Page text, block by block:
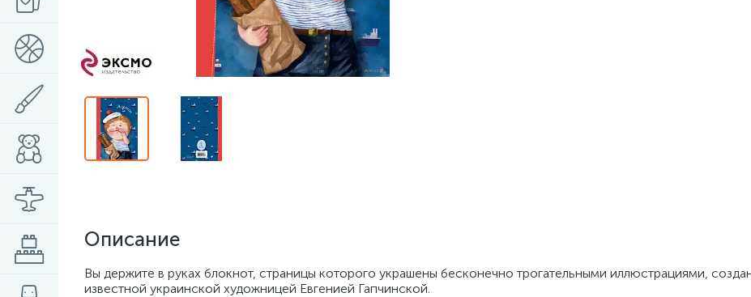
Описание
Вы держите в руках блокнот, страницы которого украшены бесконечно трогательными иллюстрациями,
известной украинской художницей Евгенией Гапчинской.